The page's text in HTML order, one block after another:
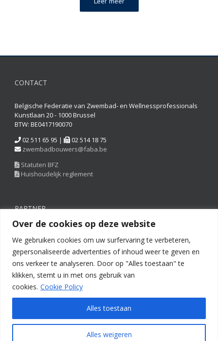
Over de cookies op deze website
We gebruiken cookies om uw surfervaring te verbeteren,
gepersonaliseerde advertenties of inhoud weer te geven en
ons verkeer te analyseren. Door op "Alles toestaan" te
klikken, stemt u in met ons gebruik van
cookies. Cookie Policy
Alles weigeren
Alles toestaan
CONTACT
Belgische Federatie van Zwembad- en Wellnessprofessionals
Kunstlaan 20 - 1000 Brussel
BTW: BE0417190070
02 511 65 95 |
02 514 18 75
zwembadbouwers@faba.be
Statuten BFZ
Huishoudelijk reglement
PARTNER
Copyright © 2022 FEGC-FABA | All Rights Reserved |